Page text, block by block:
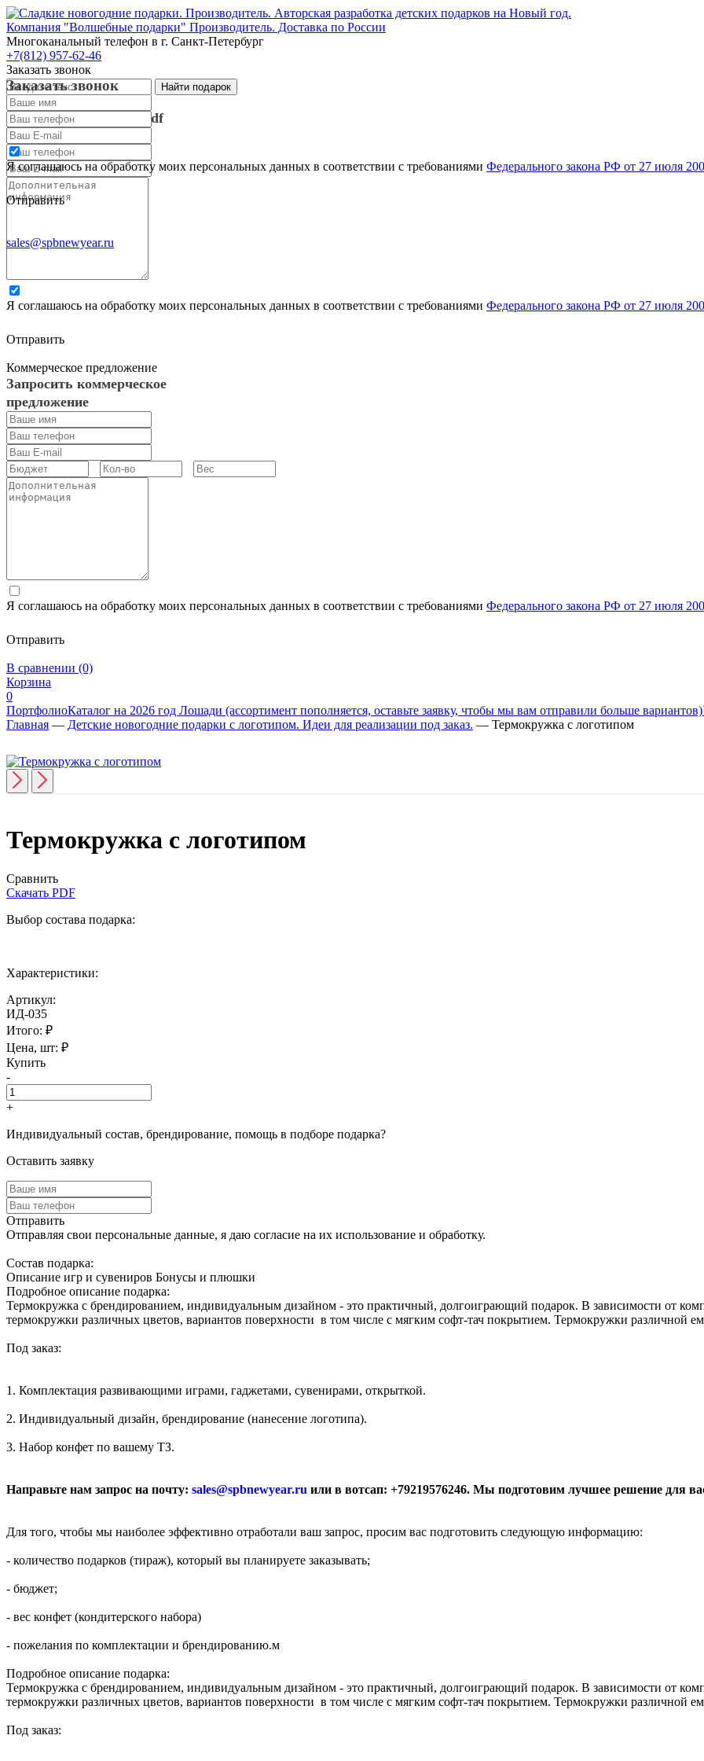
Компания "Волшебные подарки" Производитель. Доставка по России
Многоканальный телефон в г. Санкт-Петербург
+7(812) 957-62-46
Заказать звонок
Заказать звонок
Я соглашаюсь на обработку моих персональных данных в соответствии с требованиями Федерального закона РФ от 27 июля
Отправить
sales@spbnewyear.ru
Запросить каталог в pdf
Запросить каталог в pdf
Я соглашаюсь на обработку моих персональных данных в соответствии с требованиями Федерального закона РФ от 27 июля
Отправить
Коммерческое предложение
Запросить коммерческое
предложение
Я соглашаюсь на обработку моих персональных данных в соответствии с требованиями Федерального закона РФ от 27 июля
Отправить
В сравнении (0)
Корзина
0
ПортфолиоКаталог на 2026 год Лошади (ассортимент пополняется, оставьте заявку, чтобы мы вам отправили больше вариантов)
Главная — Детские новогодние подарки с логотипом. Идеи для реализации под заказ. — Термокружка с логотипом
Термокружка с логотипом
Сравнить
Скачать PDF
Выбор состава подарка:
Характеристики:
Артикул:
ИД-035
Итого: ₽
Цена, шт: ₽
Купить
-
+
Индивидуальный состав, брендирование, помощь в подборе подарка?
Оставить заявку
Отправить
Отправляя свои персональные данные, я даю согласие на их использование и обработку.
Cостав подарка:
Описание игр и сувениров Бонусы и плюшки
Подробное описание подарка:
Термокружка с брендированием, индивидуальным дизайном - это практичный, долгоиграющий подарок. В зависимости от
термокружки различных цветов, вариантов поверхности в том числе с мягким софт-тач покрытием. Термокружки различной
Под заказ:
1. Комплектация развивающими играми, гаджетами, сувенирами, открыткой.
2. Индивидуальный дизайн, брендирование (нанесение логотипа).
3. Набор конфет по вашему ТЗ.
Направьте нам запрос на почту: sales@spbnewyear.ru или в вотсап: +79219576246. Мы подготовим лучшее решение для
Для того, чтобы мы наиболее эффективно отработали ваш запрос, просим вас подготовить следующую информацию:
- количество подарков (тираж), который вы планируете заказывать;
- бюджет;
- вес конфет (кондитерского набора)
- пожелания по комплектации и брендированию.м
Подробное описание подарка:
Термокружка с брендированием, индивидуальным дизайном - это практичный, долгоиграющий подарок. В зависимости от
термокружки различных цветов, вариантов поверхности в том числе с мягким софт-тач покрытием. Термокружки различной
Под заказ: